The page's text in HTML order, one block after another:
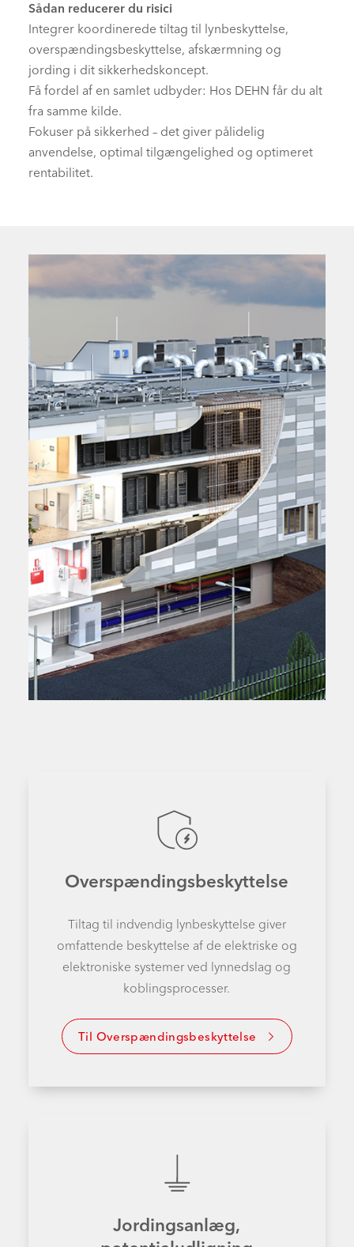
Sådan reducerer du risici
Integrer koordinerede tiltag til lynbeskyttelse,
overspændingsbeskyttelse, afskærmning og
jording i dit sikkerhedskoncept.
Få fordel af en samlet udbyder: Hos DEHN får du alt
fra samme kilde.
Fokuser på sikkerhed – det giver pålidelig
anvendelse, optimal tilgængelighed og optimeret
rentabilitet.
Overspændingsbeskyttelse
Tiltag til indvendig lynbeskyttelse giver
omfattende beskyttelse af de elektriske og
elektroniske systemer ved lynnedslag og
koblingsprocesser.
Til Overspændingsbeskyttelse
Jordingsanlæg,